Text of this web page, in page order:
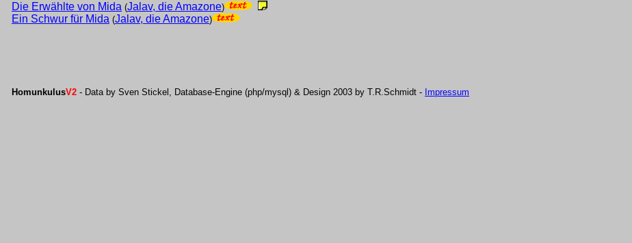
Die Erwählte von Mida (Jalav, die Amazone)
Ein Schwur für Mida (Jalav, die Amazone)
HomunkulusV2 - Data by Sven Stickel, Database-Engine (php/mysql) & Design 2003 by T.R.Schmidt - Impressum